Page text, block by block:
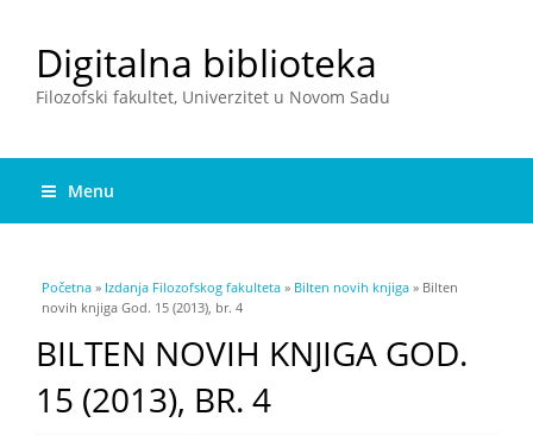
Digitalna biblioteka
Filozofski fakultet, Univerzitet u Novom Sadu
Menu
You are here
Početna » Izdanja Filozofskog fakulteta » Bilten novih knjiga » Bilten
novih knjiga God. 15 (2013), br. 4
BILTEN NOVIH KNJIGA GOD.
15 (2013), BR. 4